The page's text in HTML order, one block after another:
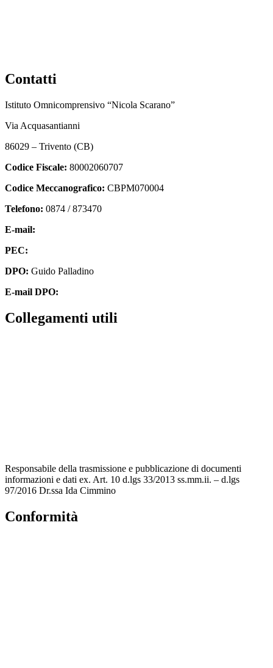
Contatti
Istituto Omnicomprensivo “Nicola Scarano”
Via Acquasantianni
86029 – Trivento (CB)
Codice Fiscale: 80002060707
Codice Meccanografico: CBPM070004
Telefono: 0874 / 873470
E-mail:
PEC:
DPO: Guido Palladino
E-mail DPO:
Collegamenti utili
Responsabile della trasmissione e pubblicazione di documenti
informazioni e dati ex. Art. 10 d.lgs 33/2013 ss.mm.ii. – d.lgs
97/2016 Dr.ssa Ida Cimmino
Conformità